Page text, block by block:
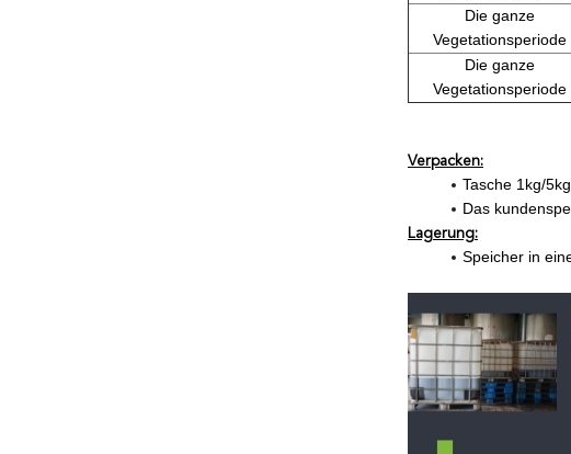
Die ganze
Vegetationsperiode
Die ganze
Vegetationsperiode
Verpacken:
Tasche 1kg/
Das
Lagerung:
Speicher in